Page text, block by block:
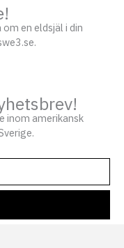
en eldsjäl i din
inom amerikansk